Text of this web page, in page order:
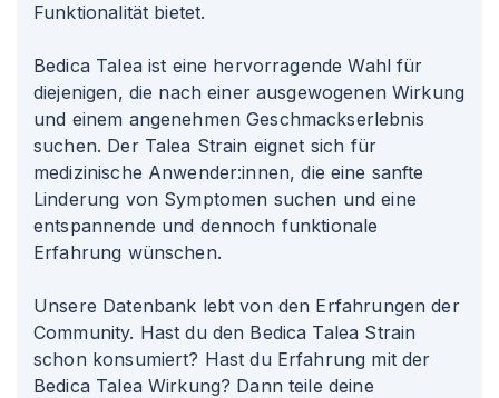
Funktionalität bietet.
Bedica Talea ist eine hervorragende Wahl für
diejenigen, die nach einer ausgewogenen Wirkung
und einem angenehmen Geschmackserlebnis
suchen. Der Talea Strain eignet sich für
medizinische Anwender:innen, die eine sanfte
Linderung von Symptomen suchen und eine
entspannende und dennoch funktionale
Erfahrung wünschen.
Unsere Datenbank lebt von den Erfahrungen der
Community. Hast du den Bedica Talea Strain
schon konsumiert? Hast du Erfahrung mit der
Bedica Talea Wirkung? Dann teile deine